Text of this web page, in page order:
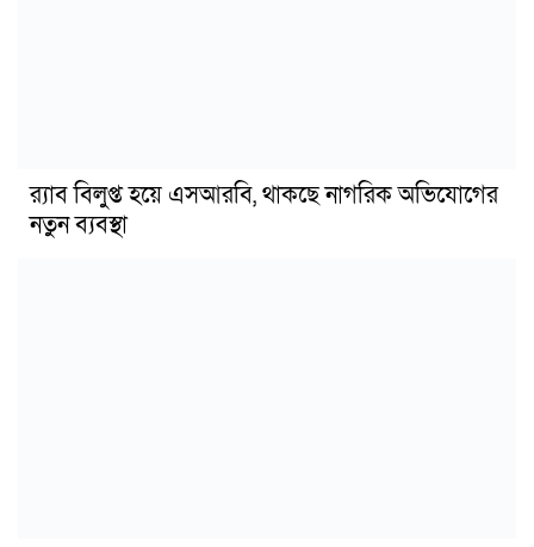
র‍্যাব বিলুপ্ত হয়ে এসআরবি, থাকছে নাগরিক অভিযোগের
নতুন ব্যবস্থা